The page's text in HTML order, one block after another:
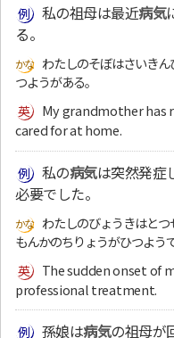
私の祖母は最近病気
る。
わたしのそぼはさいき
つようがある。
My grandmother has
cared for at home.
私の病気は突然発症
必要でした。
わたしのびょうきはと
もんかのちりょうがひつよう
The sudden onset of
professional treatment.
孫娘は病気の祖母が